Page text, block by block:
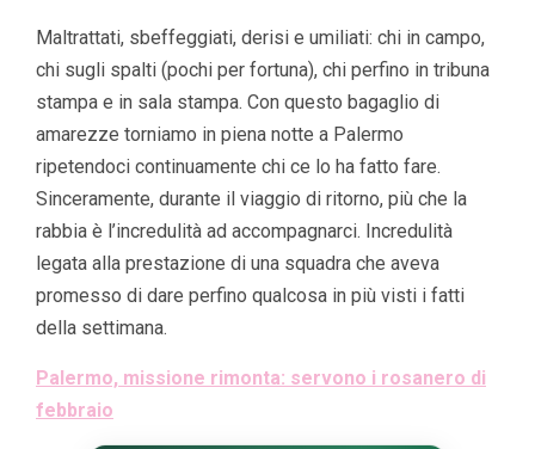
Maltrattati, sbeffeggiati, derisi e umiliati: chi in campo,
chi sugli spalti (pochi per fortuna), chi perfino in tribuna
stampa e in sala stampa. Con questo bagaglio di
amarezze torniamo in piena notte a Palermo
ripetendoci continuamente chi ce lo ha fatto fare.
Sinceramente, durante il viaggio di ritorno, più che la
rabbia è l’incredulità ad accompagnarci. Incredulità
legata alla prestazione di una squadra che aveva
promesso di dare perfino qualcosa in più visti i fatti
della settimana.
Palermo, missione rimonta: servono i rosanero di
febbraio